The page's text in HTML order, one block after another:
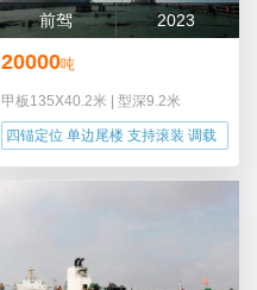
前驾 2023
20000吨
甲板135X40.2米 型深9.2米
四锚定位 单边尾楼 支持滚装 调载